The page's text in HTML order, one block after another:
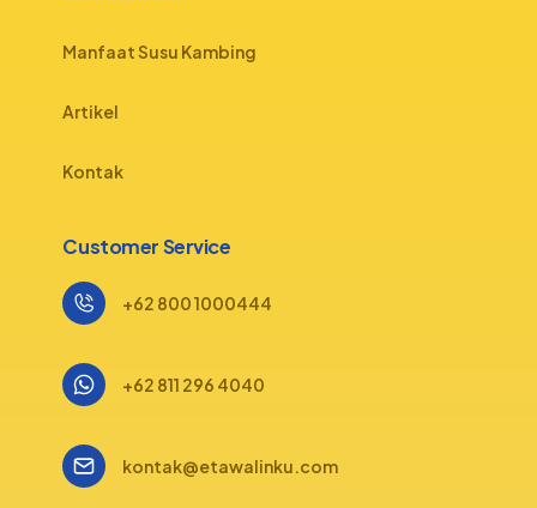
Manfaat Susu Kambing
Artikel
Kontak
Customer Service
+62 800 1000444
+62 811 296 4040
kontak@etawalinku.com